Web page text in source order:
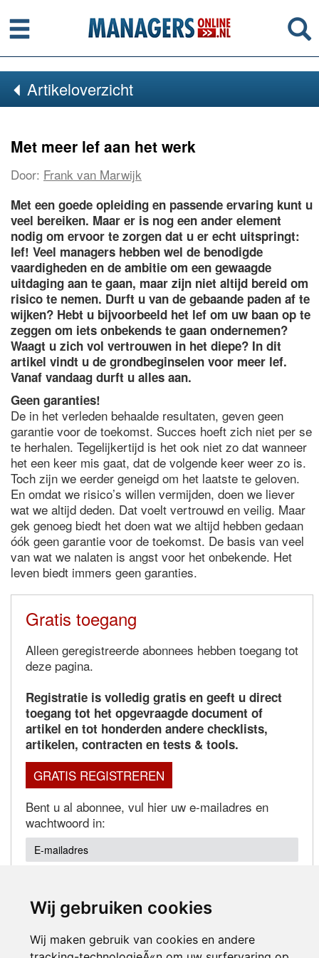
Wij gebruiken cookies
Wij maken gebruik van cookies en andere
Menu
Artikeloverzicht
Met meer lef aan het werk
Door: Frank van Marwijk
Met een goede opleiding en passende ervaring kunt u
veel bereiken. Maar er is nog een ander element
nodig om ervoor te zorgen dat u er echt uitspringt:
lef! Veel managers hebben wel de benodigde
vaardigheden en de ambitie om een gewaagde
uitdaging aan te gaan, maar zijn niet altijd bereid om
risico te nemen. Durft u van de gebaande paden af te
wijken? Hebt u bijvoorbeeld het lef om uw baan op te
zeggen om iets onbekends te gaan ondernemen?
Waagt u zich vol vertrouwen in het diepe? In dit
artikel vindt u de grondbeginselen voor meer lef.
Vanaf vandaag durft u alles aan.
Geen garanties!
De in het verleden behaalde resultaten, geven geen
garantie voor de toekomst. Succes hoeft zich niet per se
te herhalen. Tegelijkertijd is het ook niet zo dat wanneer
het een keer mis gaat, dat de volgende keer weer zo is.
Toch zijn we eerder geneigd om het laatste te geloven.
En omdat we risico’s willen vermijden, doen we liever
wat we altijd deden. Dat voelt vertrouwd en veilig. Maar
gek genoeg biedt het doen wat we altijd hebben gedaan
óók geen garantie voor de toekomst. De basis van veel
van wat we nalaten is angst voor het onbekende. Het
leven biedt immers geen garanties.
Gratis toegang
Alleen geregistreerde abonnees hebben toegang tot
deze pagina.
Registratie is volledig gratis en geeft u direct
toegang tot het opgevraagde document of
artikel en tot honderden andere checklists,
artikelen, contracten en tests & tools.
GRATIS REGISTREREN
Bent u al abonnee, vul hier uw e-mailadres en
wachtwoord in:
Wachtwoord vergeten?